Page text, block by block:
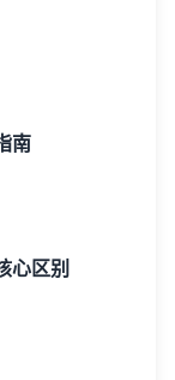
南
心区别